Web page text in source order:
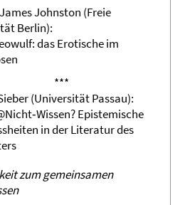
Johnston (Freie
Berlin):
das Erotische im
***
(Universität Passau):
Epistemische
in der Literatur des
zum gemeinsamen